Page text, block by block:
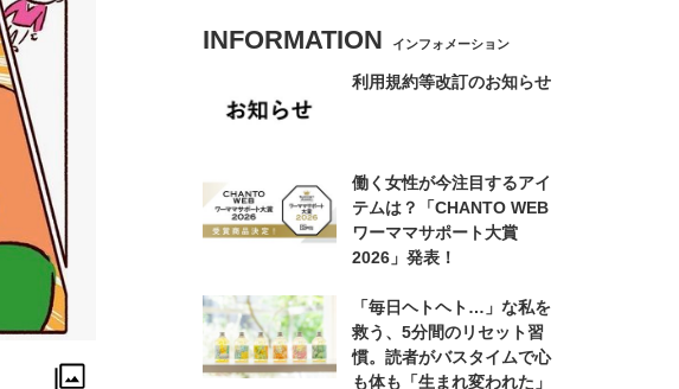
INFORMATION インフォメーション
利用規約等改訂のお知らせ
働く女性が今注目するアイ
テムは？「CHANTO WEB
ワーママサポート大賞
2026」発表！
「毎日ヘトヘト…」な私を
救う、5分間のリセット習
慣。読者がバスタイムで心
も体も「生まれ変われた」